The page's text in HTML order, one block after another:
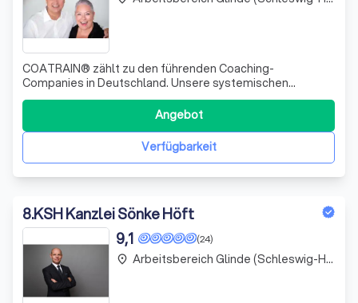
COATRAIN® zählt zu den führenden Coaching-
Companies in Deutschland. Unsere systemischen
Coachings, Ausbildungen und Trainings bieten eine
persönliche Entwicklungsreise, die Rollen lebbar macht.
Individuell, einmalig, wirksam. Verhaltensmustern,
Führungsfragen und persönlichen Herausforderungen auf
Verfügbarkeit
Angebot
8.KSH Kanzlei Sönke Höft
(24)
9,1
place Arbeitsbereich Glinde (Schleswig-Holstein)